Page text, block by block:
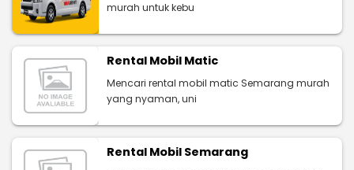
murah untuk kebu
Rental Mobil Matic
Mencari rental mobil matic Semarang murah
yang nyaman, uni
Rental Mobil Semarang